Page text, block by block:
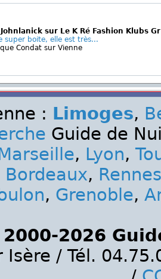
sur Le K Ré Fashion Klubs
super boite, elle est très...
Condat sur Vienne
: Limoges,
Guide de
, Lyon,
Bordeaux, Rennes
, Grenoble,
2026
Isère / Tél.